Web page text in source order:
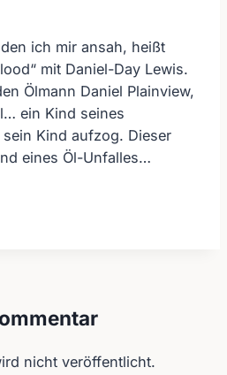
ich mir ansah, heißt
mit Daniel-Day Lewis.
Ölmann Daniel Plainview,
ein Kind seines
Kind aufzog. Dieser
eines Öl-Unfalles…
nicht veröffentlicht.